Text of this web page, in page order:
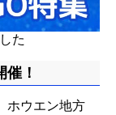
た
！
ホウエン地方